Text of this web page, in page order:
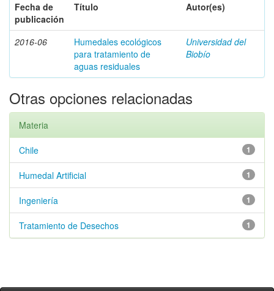
Fecha de
publicación
Título Autor(es)
2016-06
Humedales ecológicos
para tratamiento de
aguas residuales
Universidad del
Biobío
Otras opciones relacionadas
Materia
1
Chile
1
Humedal Artificial
1
Ingeniería
1
Tratamiento de Desechos